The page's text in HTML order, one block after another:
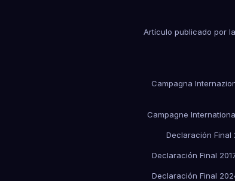
Artículo publicado por
Campagna
Campagne
Declaración Final
Declaración Final
Declaración Final